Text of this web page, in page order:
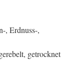
, Erdnuss-,
getrocknet